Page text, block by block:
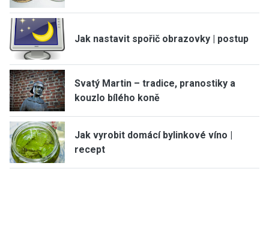
Jak nastavit spořič obrazovky | postup
Svatý Martin – tradice, pranostiky a
kouzlo bílého koně
Jak vyrobit domácí bylinkové víno |
recept